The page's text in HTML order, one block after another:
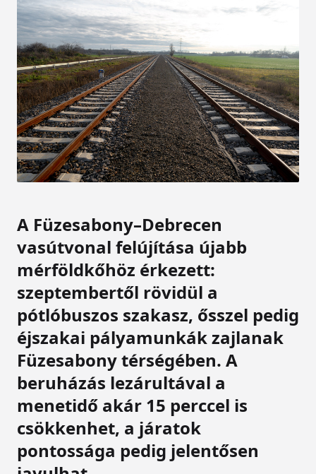
A Füzesabony–Debrecen
vasútvonal felújítása újabb
mérföldkőhöz érkezett:
szeptembertől rövidül a
pótlóbuszos szakasz, ősszel pedig
éjszakai pályamunkák zajlanak
Füzesabony térségében. A
beruházás lezárultával a
menetidő akár 15 perccel is
csökkenhet, a járatok
pontossága pedig jelentősen